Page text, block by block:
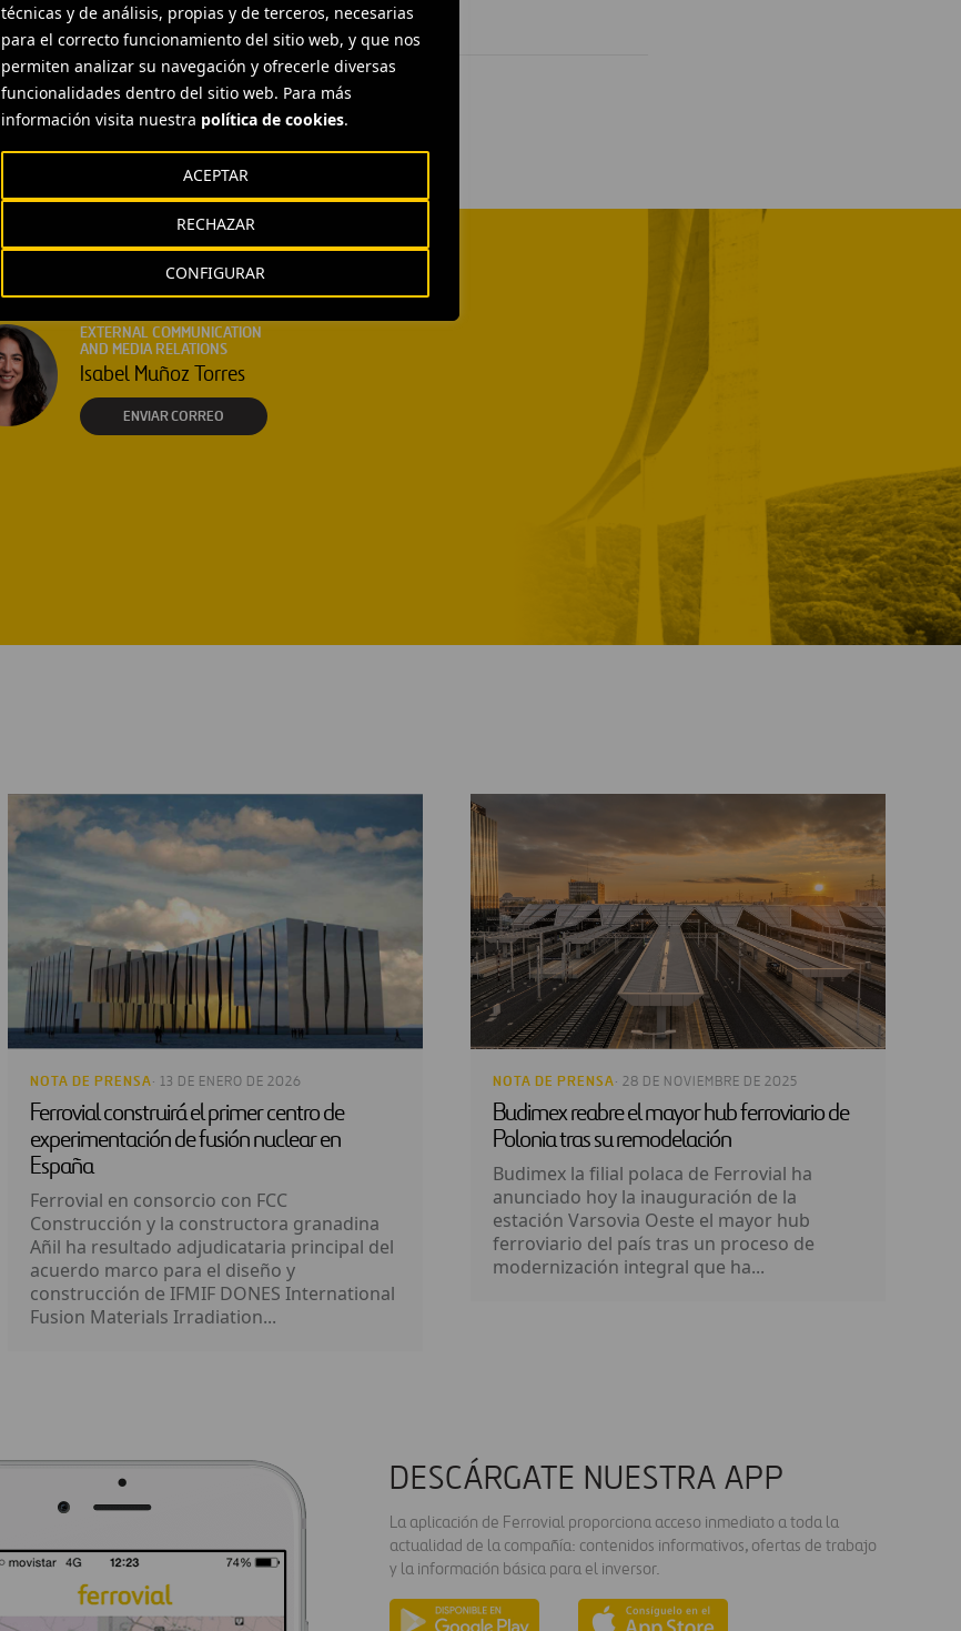
técnicas y de análisis, propias y de terceros, necesarias
para el correcto funcionamiento del sitio web, y que nos
permiten analizar su navegación y ofrecerle diversas
funcionalidades dentro del sitio web. Para más
información visita nuestra política de cookies.
CONFIGURAR
RECHAZAR
ACEPTAR
Infraestructuras
EXTERNAL COMMUNICATION
AND MEDIA RELATIONS
Isabel Muñoz Torres
ENVIAR CORREO
NOTA DE PRENSA· 13 DE ENERO DE 2026
Ferrovial construirá el primer centro de
experimentación de fusión nuclear en
España
Ferrovial en consorcio con FCC
Construcción y la constructora granadina
Añil ha resultado adjudicataria principal del
acuerdo marco para el diseño y
construcción de IFMIF DONES International
Fusion Materials Irradiation...
NOTA DE PRENSA· 28 DE NOVIEMBRE DE 2025
Budimex reabre el mayor hub ferroviario de
Polonia tras su remodelación
Budimex la filial polaca de Ferrovial ha
anunciado hoy la inauguración de la
estación Varsovia Oeste el mayor hub
ferroviario del país tras un proceso de
modernización integral que ha...
DESCÁRGATE NUESTRA APP
La aplicación de Ferrovial proporciona acceso inmediato a toda la
actualidad de la compañía: contenidos informativos, ofertas de trabajo
y la información básica para el inversor.